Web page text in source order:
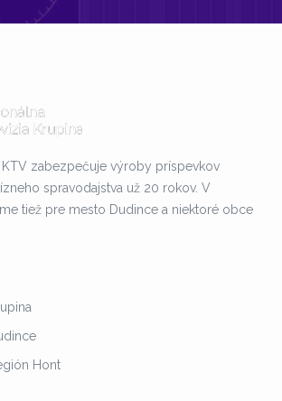
KTV zabezpečuje výroby príspevkov
spravodajstva už 20 rokov. V
tiež pre mesto Dudince a niektoré obce
Hont